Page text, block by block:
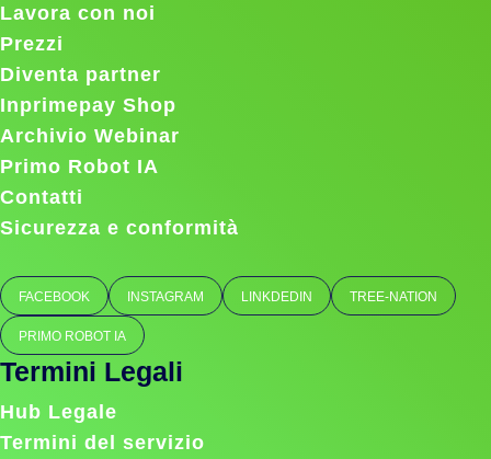
Lavora con noi
Prezzi
Diventa partner
Inprimepay Shop
Archivio Webinar
Primo Robot IA
Contatti
Sicurezza e conformità
FACEBOOK INSTAGRAM LINKDEDIN TREE-NATION
PRIMO ROBOT IA
Termini Legali
Hub Legale
Termini del servizio